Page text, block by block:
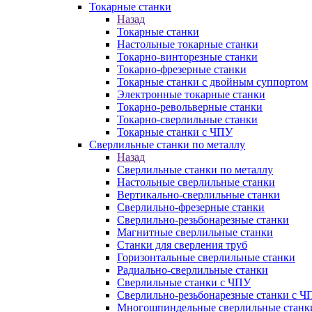
Токарные станки
Назад
Токарные станки
Настольные токарные станки
Токарно-винторезные станки
Токарно-фрезерные станки
Токарные станки с двойным суппортом
Электронные токарные станки
Токарно-револьверные станки
Токарно-сверлильные станки
Токарные станки с ЧПУ
Сверлильные станки по металлу
Назад
Сверлильные станки по металлу
Настольные сверлильные станки
Вертикально-сверлильные станки
Сверлильно-фрезерные станки
Сверлильно-резьбонарезные станки
Магнитные сверлильные станки
Станки для сверления труб
Горизонтальные сверлильные станки
Радиально-сверлильные станки
Сверлильные станки с ЧПУ
Сверлильно-резьбонарезные станки с
Многошпиндельные сверлильные